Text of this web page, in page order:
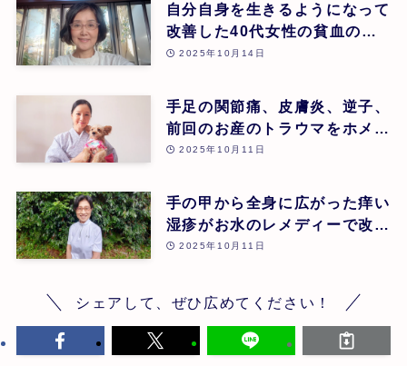
自分自身を生きるようになって
改善した40代女性の貧血のケ
ース | 安藤久美子 | 第26回
2025年10月14日
手足の関節痛、皮膚炎、逆子、
前回のお産のトラウマをホメオ
パシーでケアし幸せなお産に至
回
2025年10月11日
手の甲から全身に広がった痒い
湿疹がお水のレメディーで改善
されたケース | 増田敬子 | 第
2025年10月11日
シェアして、ぜひ広めてください！